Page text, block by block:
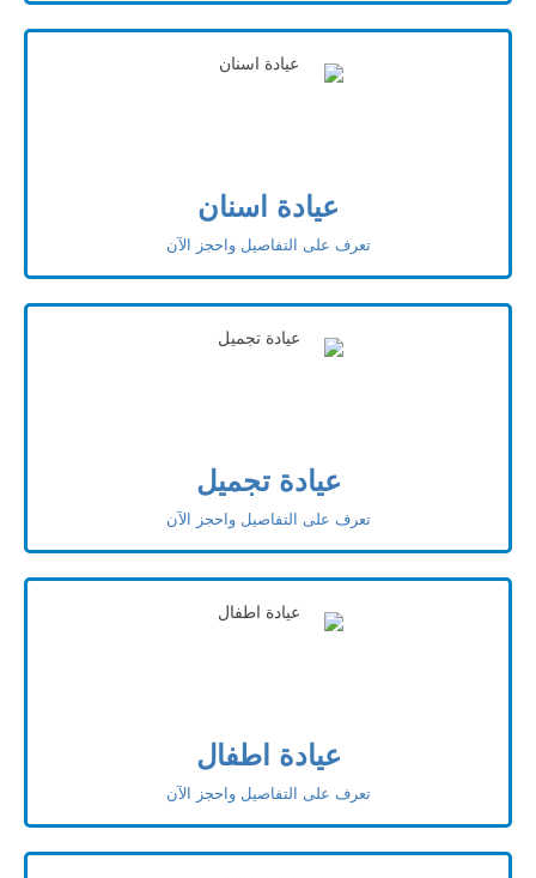
عيادة اسنان
تعرف على التفاصيل واحجز الآن
عيادة تجميل
تعرف على التفاصيل واحجز الآن
عيادة اطفال
تعرف على التفاصيل واحجز الآن